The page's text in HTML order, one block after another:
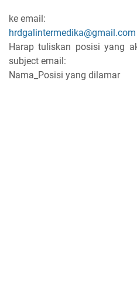
ke email:
hrdgalintermedika@gmail.com
Harap tuliskan posisi yang
subject email:
Nama_Posisi yang dilamar